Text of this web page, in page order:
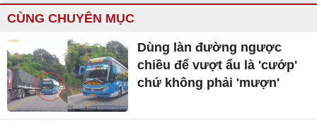
CÙNG CHUYÊN MỤC
Dùng làn đường ngược
chiều để vượt ẩu là 'cướp'
chứ không phải 'mượn'